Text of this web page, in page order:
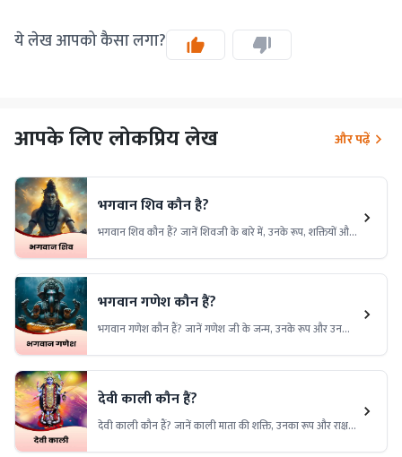
ये लेख आपको कैसा लगा?
आपके लिए लोकप्रिय लेख और पढ़ें
भगवान शिव कौन है?
भगवान शिव कौन हैं? जानें शिवजी के बारे में, उनके रूप, शक्तियों और
विशेष जानकारी।
भगवान गणेश कौन हैं?
भगवान गणेश कौन हैं? जानें गणेश जी के जन्म, उनके रूप और उनकी
जुड़ी विशेष जानकारी।
देवी काली कौन हैं?
देवी काली कौन हैं? जानें काली माता की शक्ति, उनका रूप और राक्षसों